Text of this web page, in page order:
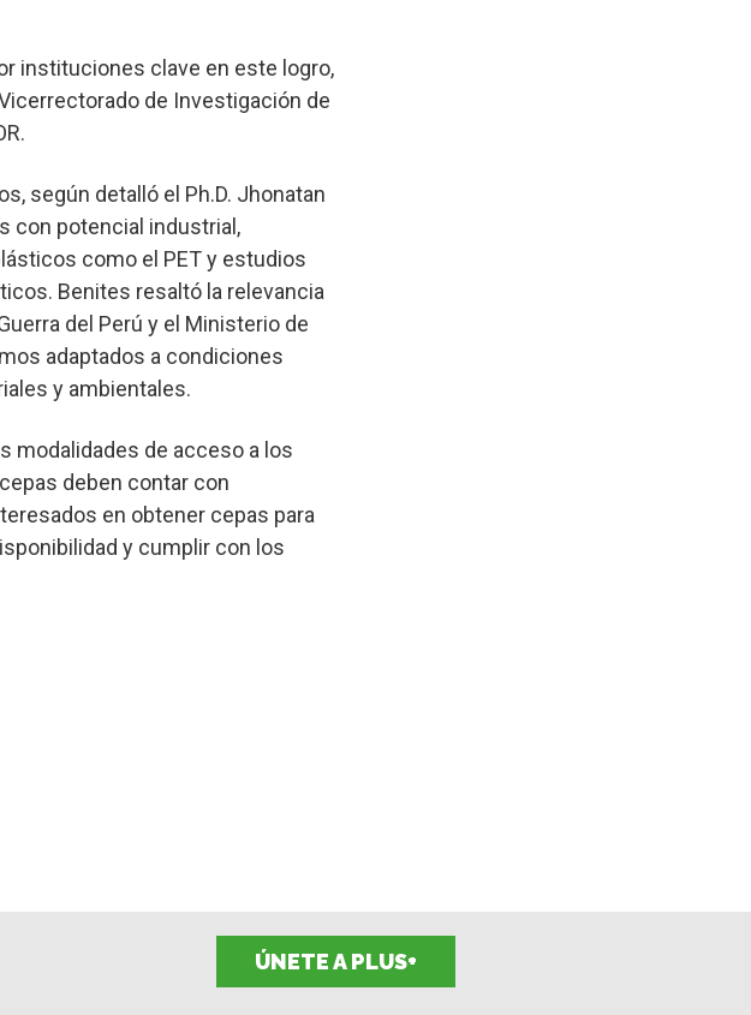
instituciones clave en este logro,
de Investigación de
según detalló el Ph.D. Jhonatan
con potencial industrial,
como el PET y estudios
Benites resaltó la relevancia
del Perú y el Ministerio de
adaptados a condiciones
y ambientales.
modalidades de acceso a los
deben contar con
en obtener cepas para
y cumplir con los
ÚNETE A PLUS+